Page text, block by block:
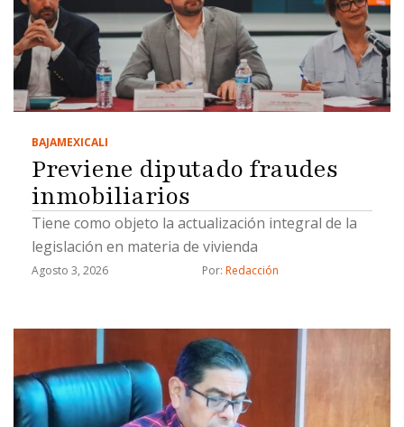
BAJAMEXICALI
Previene diputado fraudes
inmobiliarios
Tiene como objeto la actualización integral de la
legislación en materia de vivienda
Agosto 3, 2026 Por: Redacción